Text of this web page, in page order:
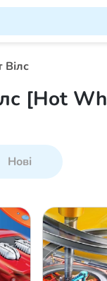
Вілс
[Hot
Нові